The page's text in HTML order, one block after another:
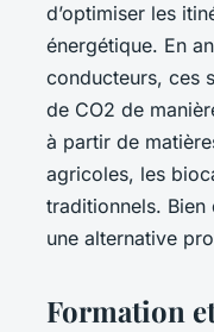
d’optimiser les
énergétique. En
conducteurs, ces
de CO2 de
à partir de
agricoles, les
traditionnels.
une alternative
Formation